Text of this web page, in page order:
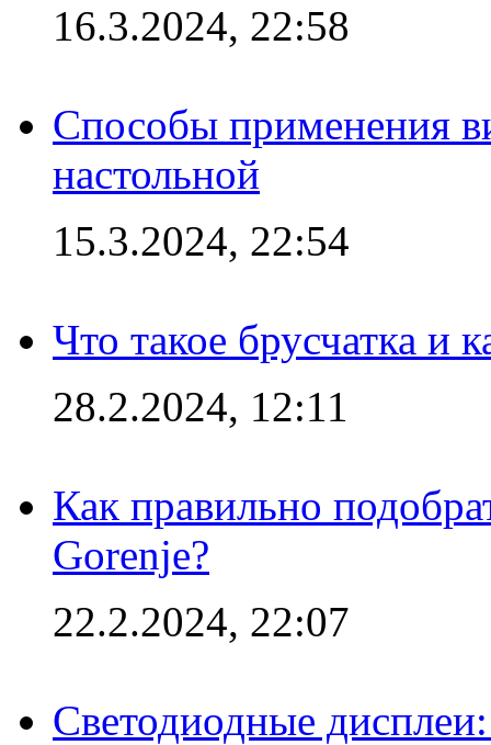
16.3.2024, 22:58
Способы применения
настольной
15.3.2024, 22:54
Что такое брусчатка и
28.2.2024, 12:11
Как правильно
Gorenje?
22.2.2024, 22:07
Светодиодные